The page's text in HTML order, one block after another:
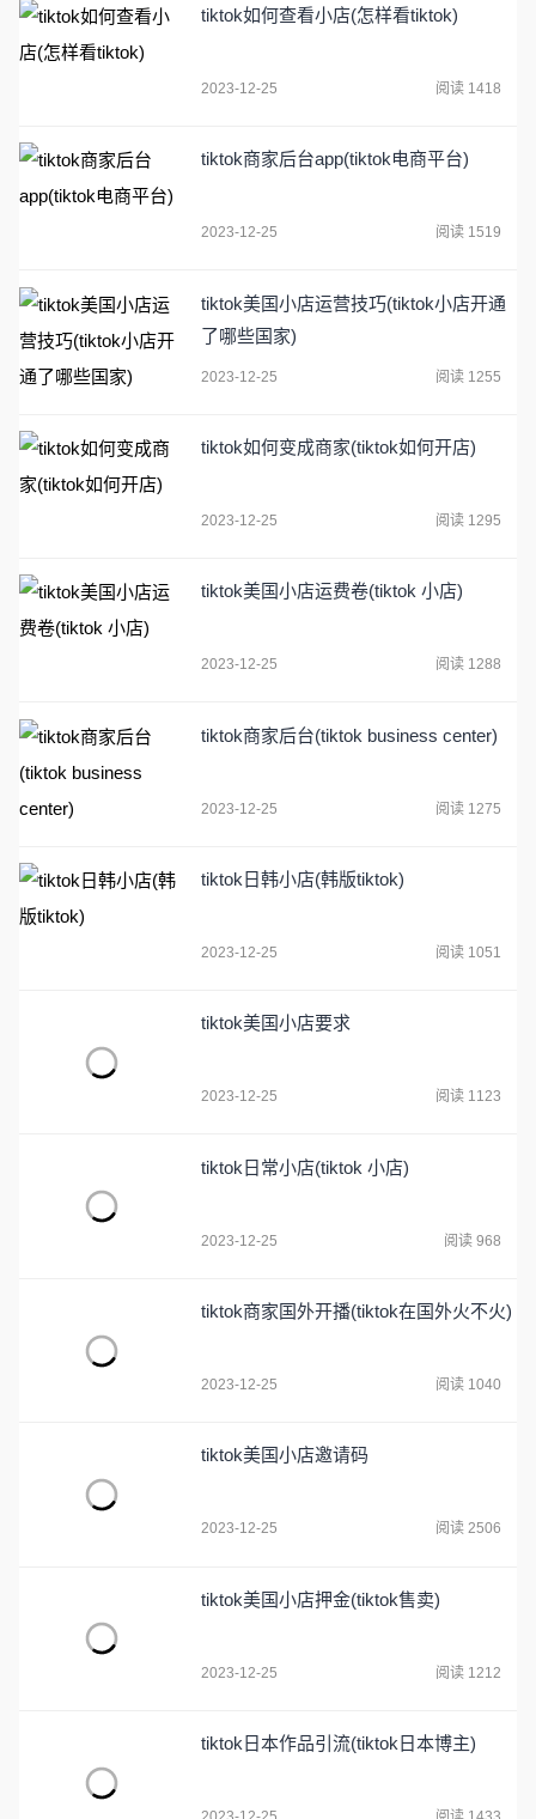
tiktok如何查看小店(怎样看tiktok)
2023-12-25 阅读 1418
tiktok商家后台app(tiktok电商平台)
2023-12-25 阅读 1519
tiktok美国小店运营技巧(tiktok小店开通
了哪些国家)
2023-12-25 阅读 1255
tiktok如何变成商家(tiktok如何开店)
2023-12-25 阅读 1295
tiktok美国小店运费卷(tiktok 小店)
2023-12-25 阅读 1288
tiktok商家后台(tiktok business center)
2023-12-25 阅读 1275
tiktok日韩小店(韩版tiktok)
2023-12-25 阅读 1051
tiktok美国小店要求
2023-12-25 阅读 1123
tiktok日常小店(tiktok 小店)
2023-12-25 阅读 968
tiktok商家国外开播(tiktok在国外火不火)
2023-12-25 阅读 1040
tiktok美国小店邀请码
2023-12-25 阅读 2506
tiktok美国小店押金(tiktok售卖)
2023-12-25 阅读 1212
tiktok日本作品引流(tiktok日本博主)